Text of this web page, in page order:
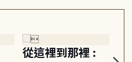
從這裡到那裡 :